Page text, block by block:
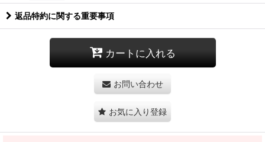
返品特約に関する重要事項
カートに入れる
お問い合わせ
お気に入り登録